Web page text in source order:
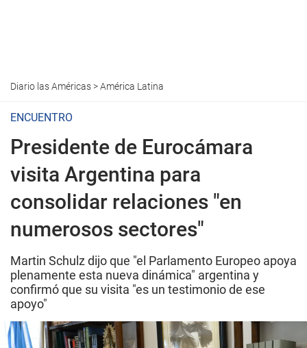
Diario las Américas>América Latina
ENCUENTRO
Presidente de Eurocámara
visita Argentina para
consolidar relaciones "en
numerosos sectores"
Martin Schulz dijo que "el Parlamento Europeo apoya
plenamente esta nueva dinámica" argentina y
confirmó que su visita "es un testimonio de ese
apoyo"